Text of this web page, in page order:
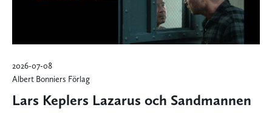
2026-07-08
Albert Bonniers Förlag
Lars Keplers Lazarus och Sandmannen